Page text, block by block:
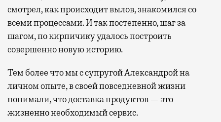
смотрел, как происходит вылов, знакомился со
всеми процессами. И так постепенно, шаг за
шагом, по кирпичику удалось построить
совершенно новую историю.
Тем более что мы с супругой Александрой на
личном опыте, в своей повседневной жизни
понимали, что доставка продуктов — это
жизненно необходимый сервис.